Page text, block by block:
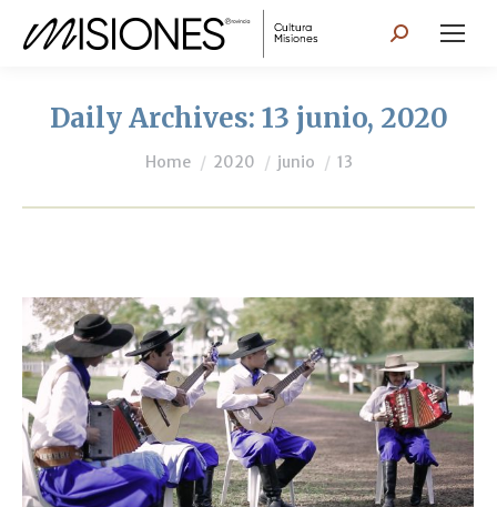
Search:
Daily Archives: 13 junio, 2020
You are here:
Home 2020 junio 13